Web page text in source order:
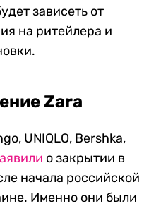
зависеть от
на ритейлера и
Zara
UNIQLO, Bershka,
о закрытии в
начала российской
Именно они были